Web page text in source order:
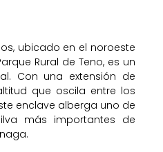
ubicado en el noroeste
Rural de Teno, es un
Con una extensión de
que oscila entre los
enclave alberga uno de
más importantes de